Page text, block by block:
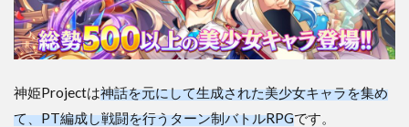
女ち
びキ
ャラ
と派
幻獣
召喚
神姫Projectは神話を元にして生成された美少女キャラを集め
て、PT編成し戦闘を行うターン制バトルRPGです。